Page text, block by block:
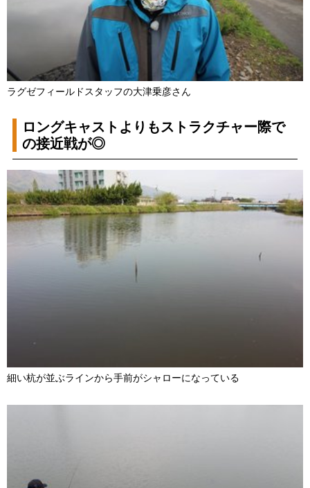
ラグゼフィールドスタッフの大津乗彦さん
ロングキャストよりもストラクチャー際で
の接近戦が◎
細い杭が並ぶラインから手前がシャローになっている